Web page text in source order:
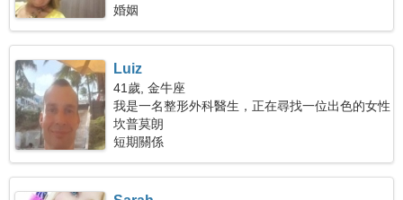
婚姻
Luiz
41歲, 金牛座
我是一名整形外科醫生，正在尋找一位出色的女性
坎普莫朗
短期關係